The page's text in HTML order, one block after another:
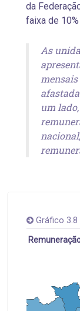
da
faixa de
As
um
Gráfico 3.8